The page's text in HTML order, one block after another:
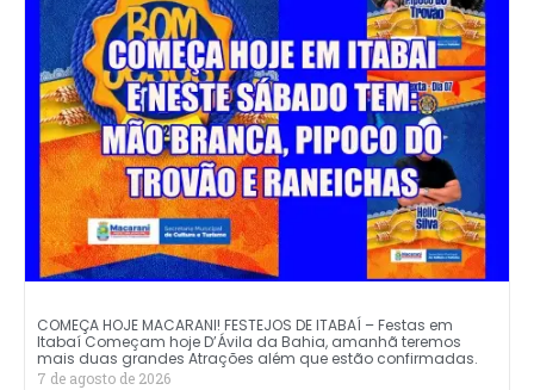
COMEÇA HOJE MACARANI! FESTEJOS DE ITABAÍ – Festas em
Itabaí Começam hoje D’Ávila da Bahia, amanhã teremos
mais duas grandes Atrações além que estão confirmadas.
7 de agosto de 2026